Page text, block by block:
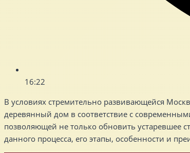
16:22
В условиях стремительно развивающейся
деревянный дом в соответствие с
позволяющей не только обновить устаревшее
данного процесса, его этапы, особенности и